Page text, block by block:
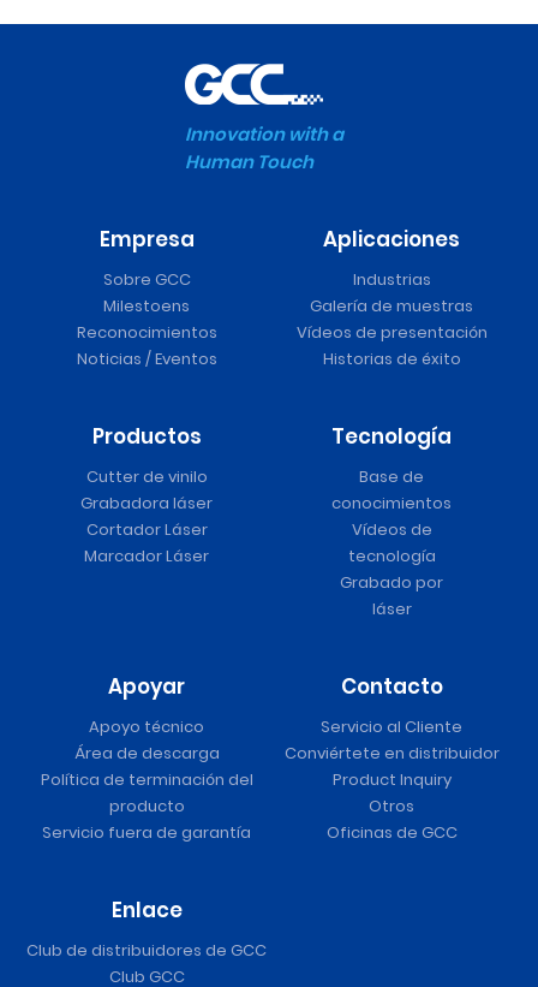
Innovation with a
Human Touch
Empresa
Sobre GCC
Milestoens
Reconocimientos
Noticias / Eventos
Aplicaciones
Industrias
Galería de muestras
Vídeos de presentación
Historias de éxito
Productos
Cutter de vinilo
Grabadora láser
Cortador Láser
Marcador Láser
Tecnología
Base de
conocimientos
Vídeos de
tecnología
Grabado por
láser
Apoyar
Apoyo técnico
Área de descarga
Política de terminación del
producto
Servicio fuera de garantía
Contacto
Servicio al Cliente
Conviértete en distribuidor
Product Inquiry
Otros
Oficinas de GCC
Enlace
Club de distribuidores de GCC
Club GCC